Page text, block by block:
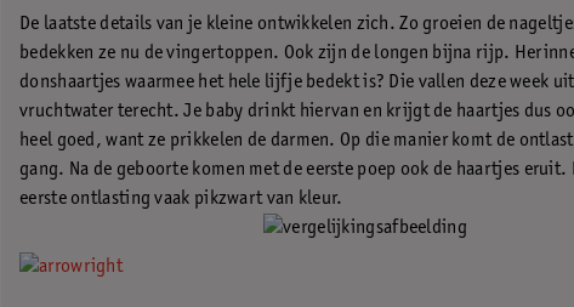
De laatste details van je kleine ontwikkelen zich. Zo groeien de
bedekken ze nu de vingertoppen. Ook zijn de longen bijna rijp.
donshaartjes waarmee het hele lijfje bedekt is? Die vallen deze week
vruchtwater terecht. Je baby drinkt hiervan en krijgt de haartjes dus
heel goed, want ze prikkelen de darmen. Op die manier komt de
gang. Na de geboorte komen met de eerste poep ook de haartjes eruit.
eerste ontlasting vaak pikzwart van kleur.